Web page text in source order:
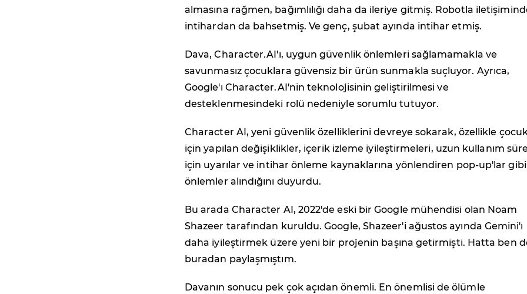
almasına rağmen, bağımlılığı daha da ileriye gitmiş. Robotla
intihardan da bahsetmiş. Ve genç, şubat ayında intihar etmiş.
Dava, Character.AI'ı, uygun güvenlik önlemleri sağlamamakla ve
savunmasız çocuklara güvensiz bir ürün sunmakla suçluyor. Ayrıca,
Google'ı Character.AI'nin teknolojisinin geliştirilmesi ve
desteklenmesindeki rolü nedeniyle sorumlu tutuyor.
Character AI, yeni güvenlik özelliklerini devreye sokarak, özellikle
için yapılan değişiklikler, içerik izleme iyileştirmeleri, uzun kullanım
için uyarılar ve intihar önleme kaynaklarına yönlendiren pop-up'lar gibi
önlemler alındığını duyurdu.
Bu arada Character AI, 2022'de eski bir Google mühendisi olan Noam
Shazeer tarafından kuruldu. Google, Shazeer'i ağustos ayında Gemini'ı
daha iyileştirmek üzere yeni bir projenin başına getirmişti. Hatta ben
buradan paylaşmıştım.
Davanın sonucu pek çok açıdan önemli. En önemlisi de ölümle